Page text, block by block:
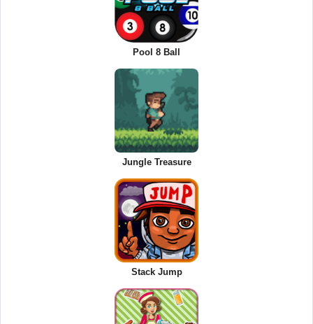
Pool 8 Ball
Jungle Treasure
Stack Jump